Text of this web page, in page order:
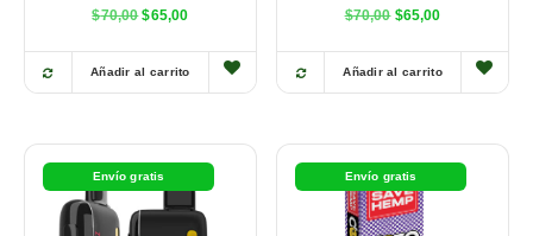
$70,00 $65,00
Añadir al carrito
$70,00 $65,00
Añadir al carrito
Envío gratis Envío gratis